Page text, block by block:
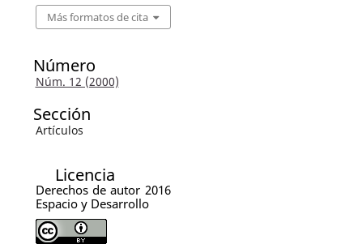
Más formatos de cita
Número
Núm. 12 (2000)
Sección
Artículos
Licencia
Derechos de autor 2016
Espacio y Desarrollo